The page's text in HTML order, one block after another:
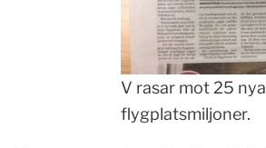
V rasar mot 25 nya
flygplatsmiljoner.